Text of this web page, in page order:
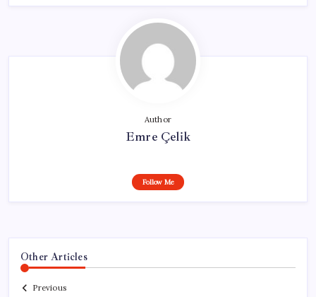
Author
Emre Çelik
Follow Me
Other Articles
Previous